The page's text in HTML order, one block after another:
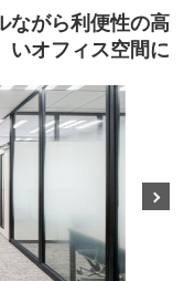
ながら利便性の高
いオフィス空間に